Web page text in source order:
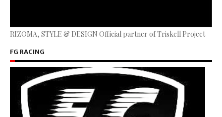
RIZOMA, STYLE & DESIGN Official partner of Triskell Project
FG RACING